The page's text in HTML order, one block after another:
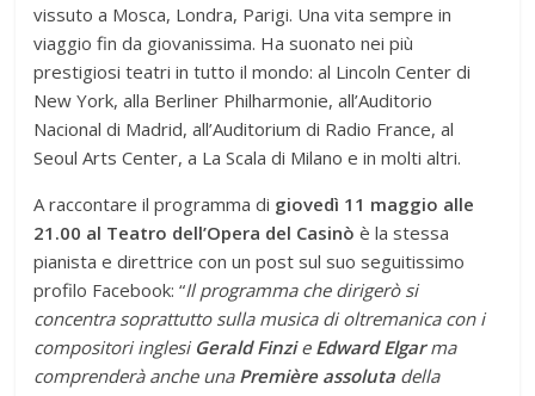
vissuto a Mosca, Londra, Parigi. Una vita sempre in
viaggio fin da giovanissima. Ha suonato nei più
prestigiosi teatri in tutto il mondo: al Lincoln Center di
New York, alla Berliner Philharmonie, all’Auditorio
Nacional di Madrid, all’Auditorium di Radio France, al
Seoul Arts Center, a La Scala di Milano e in molti altri.
A raccontare il programma di giovedì 11 maggio alle
21.00 al Teatro dell’Opera del Casinò è la stessa
pianista e direttrice con un post sul suo seguitissimo
profilo Facebook: “Il programma che dirigerò si
concentra soprattutto sulla musica di oltremanica con i
compositori inglesi Gerald Finzie Edward Elgarma
comprenderà anche una Première assoluta della